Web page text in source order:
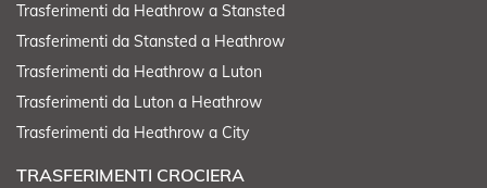
Trasferimenti da Heathrow a Stansted
Trasferimenti da Stansted a Heathrow
Trasferimenti da Heathrow a Luton
Trasferimenti da Luton a Heathrow
Trasferimenti da Heathrow a City
TRASFERIMENTI CROCIERA